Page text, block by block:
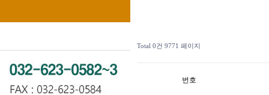
Total 0건 9771 페이지
번호